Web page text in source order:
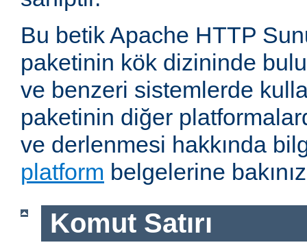
Bu betik Apache HTTP
paketinin kök dizininde
ve benzeri sistemlerde
paketinin diğer
ve derlenmesi hakkında
platform belgelerine
Komut Satırı